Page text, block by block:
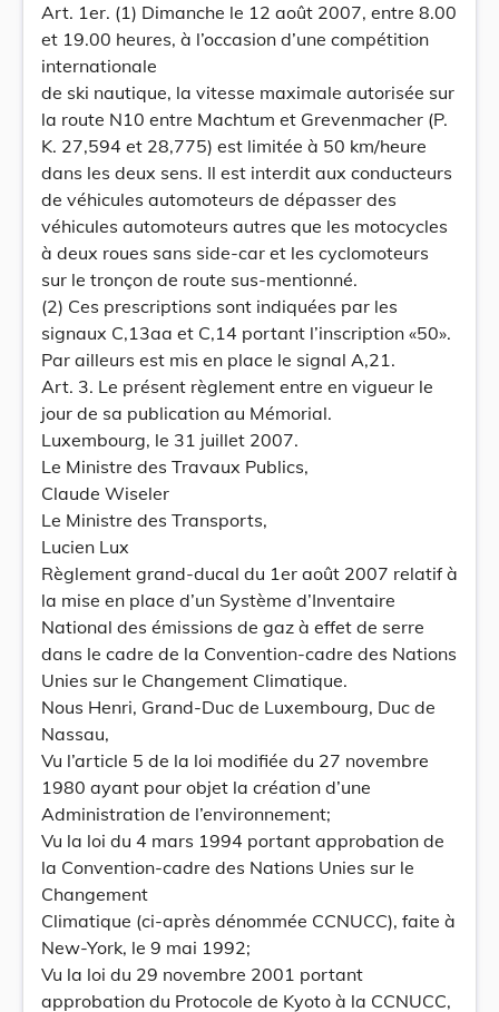
Art. 1er. (1) Dimanche le 12 août 2007, entre 8.00
et 19.00 heures, à l’occasion d’une compétition
internationale
de ski nautique, la vitesse maximale autorisée sur
la route N10 entre Machtum et Grevenmacher (P.
K. 27,594 et 28,775) est limitée à 50 km/heure
dans les deux sens. Il est interdit aux conducteurs
de véhicules automoteurs de dépasser des
véhicules automoteurs autres que les motocycles
à deux roues sans side-car et les cyclomoteurs
sur le tronçon de route sus-mentionné.
(2) Ces prescriptions sont indiquées par les
signaux C,13aa et C,14 portant l’inscription «50».
Par ailleurs est mis en place le signal A,21.
Art. 3. Le présent règlement entre en vigueur le
jour de sa publication au Mémorial.
Luxembourg, le 31 juillet 2007.
Le Ministre des Travaux Publics,
Claude Wiseler
Le Ministre des Transports,
Lucien Lux
Règlement grand-ducal du 1er août 2007 relatif à
la mise en place d’un Système d’Inventaire
National des émissions de gaz à effet de serre
dans le cadre de la Convention-cadre des Nations
Unies sur le Changement Climatique.
Nous Henri, Grand-Duc de Luxembourg, Duc de
Nassau,
Vu l’article 5 de la loi modifiée du 27 novembre
1980 ayant pour objet la création d’une
Administration de l’environnement;
Vu la loi du 4 mars 1994 portant approbation de
la Convention-cadre des Nations Unies sur le
Changement
Climatique (ci-après dénommée CCNUCC), faite à
New-York, le 9 mai 1992;
Vu la loi du 29 novembre 2001 portant
approbation du Protocole de Kyoto à la CCNUCC,